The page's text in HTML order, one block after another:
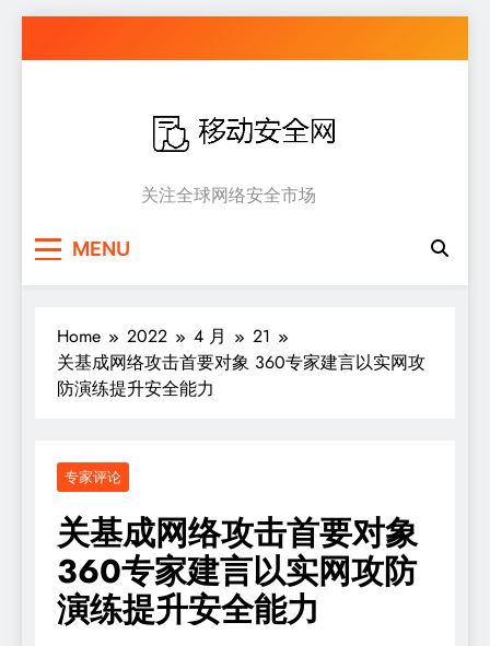
to
移动安全网
关注全球网络安全市场
MENU
Home 2022 4 月
21
关基成网络攻击首要对象 360专家建言以实网攻
防演练提升安全能力
专家评论
关基成网络攻击首要对象
360专家建言以实网攻防
演练提升安全能力